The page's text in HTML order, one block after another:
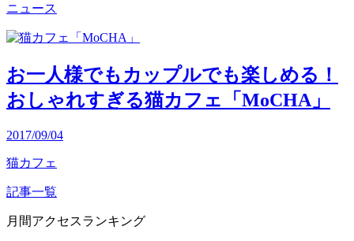
ニュース
お一人様でもカップルでも楽しめる！
おしゃれすぎる猫カフェ「MoCHA」
2017/09/04
猫カフェ
記事一覧
月間アクセスランキング